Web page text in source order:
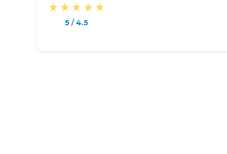
4.5
/
5